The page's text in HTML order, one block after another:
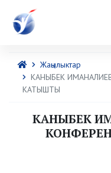
Жаңылыктар
КАНЫБЕК
КАТЫШТЫ
КАНЫБЕК